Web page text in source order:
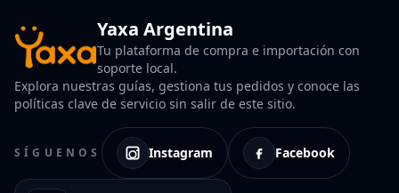
Yaxa Argentina
Tu plataforma de compra e importación con
soporte local.
Explora nuestras guías, gestiona tus pedidos y conoce las
políticas clave de servicio sin salir de este sitio.
SÍGUENOS Instagram Facebook